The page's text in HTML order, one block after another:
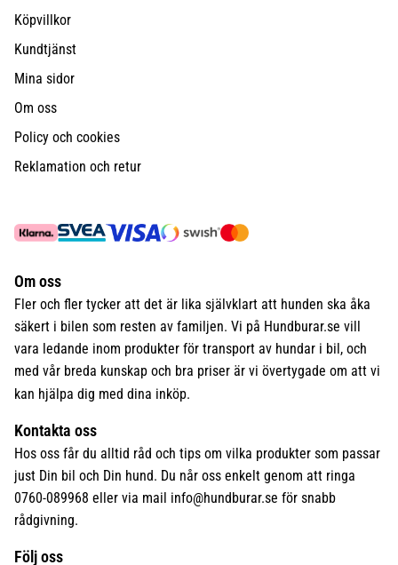
Köpvillkor
Kundtjänst
Mina sidor
Om oss
Policy och cookies
Reklamation och retur
Om oss
Fler och fler tycker att det är lika självklart att hunden ska åka
säkert i bilen som resten av familjen. Vi på Hundburar.se vill
vara ledande inom produkter för transport av hundar i bil, och
med vår breda kunskap och bra priser är vi övertygade om att vi
kan hjälpa dig med dina inköp.
Kontakta oss
Hos oss får du alltid råd och tips om vilka produkter som passar
just Din bil och Din hund. Du når oss enkelt genom att ringa
0760-089968 eller via mail info@hundburar.se för snabb
rådgivning.
Följ oss